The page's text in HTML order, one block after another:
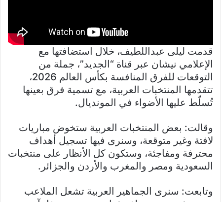
قدمت ليلى عبداللطيف، خلال استضافتها مع
الإعلامي نيشان عبر قناة “الجديد”، جملة من
التوقعات للفرق المنافسة بكأس العالم 2026،
تتقدمها المنتخبات العربية، مع تسمية فرق بعينها
تُسلّط عليها الأضواء في المونديال.
وقالت: بعض المنتخبات العربية ستخوض مباريات
لافتة وغير متوقعة، وسنرى فيها تسجيل أهداف
محترفة ومفاجئة، وستكون كل الأنظار على منتخبات
السعودية ومصر والمغرب والأردن والجزائر.
وتابعت: سنرى الجماهير العربية تشعل الملاعب